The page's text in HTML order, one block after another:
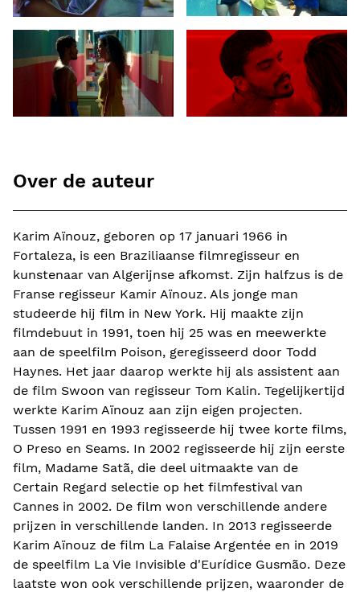
Over de auteur
Karim Aïnouz, geboren op 17 januari 1966 in
Fortaleza, is een Braziliaanse filmregisseur en
kunstenaar van Algerijnse afkomst. Zijn halfzus is de
Franse regisseur Kamir Aïnouz. Als jonge man
studeerde hij film in New York. Hij maakte zijn
filmdebuut in 1991, toen hij 25 was en meewerkte
aan de speelfilm Poison, geregisseerd door Todd
Haynes. Het jaar daarop werkte hij als assistent aan
de film Swoon van regisseur Tom Kalin. Tegelijkertijd
werkte Karim Aïnouz aan zijn eigen projecten.
Tussen 1991 en 1993 regisseerde hij twee korte films,
O Preso en Seams. In 2002 regisseerde hij zijn eerste
film, Madame Satã, die deel uitmaakte van de
Certain Regard selectie op het filmfestival van
Cannes in 2002. De film won verschillende andere
prijzen in verschillende landen. In 2013 regisseerde
Karim Aïnouz de film La Falaise Argentée en in 2019
de speelfilm La Vie Invisible d'Eurídice Gusmão. Deze
laatste won ook verschillende prijzen, waaronder de